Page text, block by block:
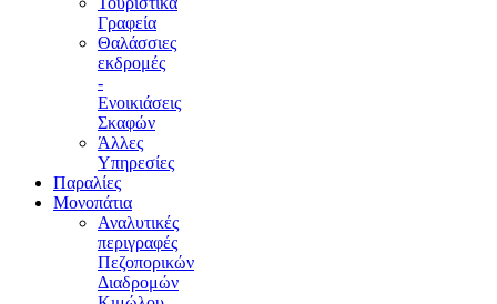
Γραφεία
Θαλάσσιες
εκδρομές
-
Ενοικιάσεις
Σκαφών
Άλλες
Υπηρεσίες
Παραλίες
Μονοπάτια
Αναλυτικές
περιγραφές
Πεζοπορικών
Διαδρομών